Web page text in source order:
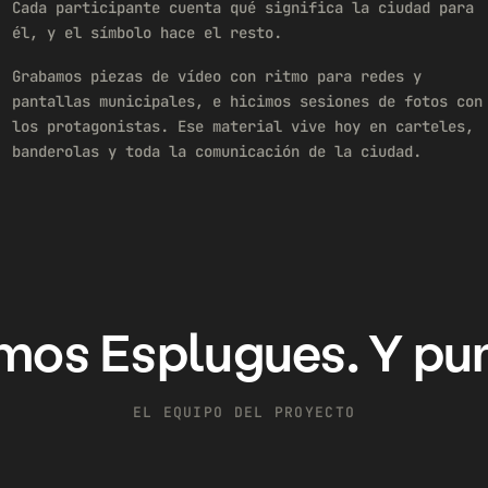
Cada participante cuenta qué significa la ciudad para
él, y el símbolo hace el resto.
Grabamos piezas de vídeo con ritmo para redes y
pantallas municipales, e hicimos sesiones de fotos con
los protagonistas. Ese material vive hoy en carteles,
banderolas y toda la comunicación de la ciudad.
Esplugues. Y
EL EQUIPO DEL PROYECTO